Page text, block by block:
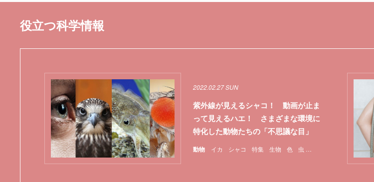
役立つ科学情報
動物 イカ シャコ 特集 生物 色 虫
2022.02.27 SUN
紫外線が見えるシャコ！ 動画が止ま
って見えるハエ！ さまざまな環境に
特化した動物たちの「不思議な目」